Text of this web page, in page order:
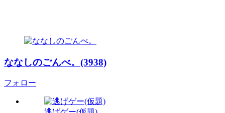
ななしのごんべ。(3938)
フォロー